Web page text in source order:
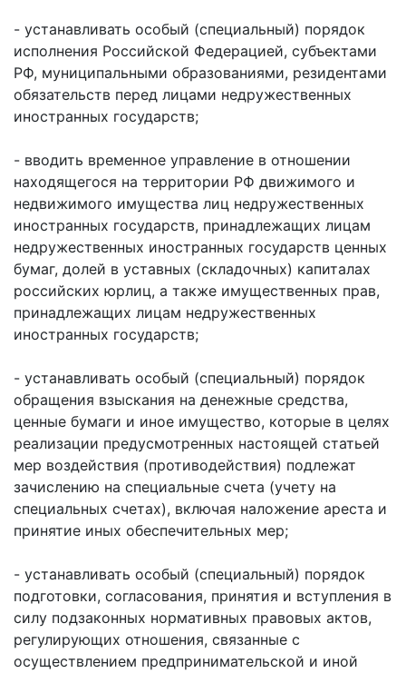
- устанавливать особый (специальный) порядок
исполнения Российской Федерацией, субъектами
РФ, муниципальными образованиями, резидентами
обязательств перед лицами недружественных
иностранных государств;
- вводить временное управление в отношении
находящегося на территории РФ движимого и
недвижимого имущества лиц недружественных
иностранных государств, принадлежащих лицам
недружественных иностранных государств ценных
бумаг, долей в уставных (складочных) капиталах
российских юрлиц, а также имущественных прав,
принадлежащих лицам недружественных
иностранных государств;
- устанавливать особый (специальный) порядок
обращения взыскания на денежные средства,
ценные бумаги и иное имущество, которые в целях
реализации предусмотренных настоящей статьей
мер воздействия (противодействия) подлежат
зачислению на специальные счета (учету на
специальных счетах), включая наложение ареста и
принятие иных обеспечительных мер;
- устанавливать особый (специальный) порядок
подготовки, согласования, принятия и вступления в
силу подзаконных нормативных правовых актов,
регулирующих отношения, связанные с
осуществлением предпринимательской и иной